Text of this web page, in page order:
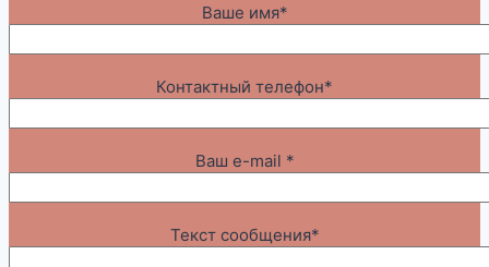
Ваше имя*
Контактный телефон*
Ваш e-mail *
Текст сообщения*